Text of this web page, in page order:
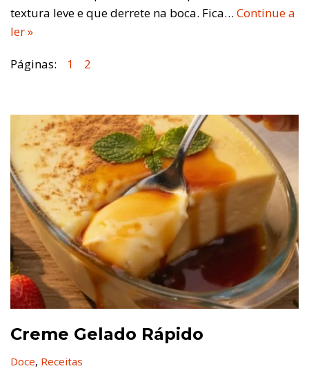
textura leve e que derrete na boca. Fica… Continue a
ler »
Páginas: 1 2
Creme Gelado Rápido
Doce, Receitas